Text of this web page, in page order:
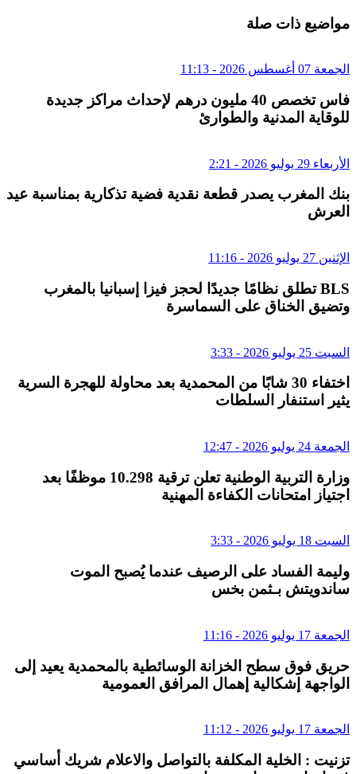
مواضيع ذات صلة
الجمعة 07 أغسطس 2026 - 11:13
فاس تخصص 40 مليون درهم لإحداث مراكز جديدة
للوقاية المدنية والطوارئ
الأربعاء 29 يوليو 2026 - 2:21
بنك المغرب يصدر قطعة نقدية فضية تذكارية بمناسبة عيد
العرش
الإثنين 27 يوليو 2026 - 11:16
BLS تطلق نظامًا جديدًا لحجز فيزا إسبانيا بالمغرب
وتضيق الخناق على السماسرة
السبت 25 يوليو 2026 - 3:33
اختفاء 30 شابًا من المحمدية بعد محاولة للهجرة السرية
يثير استنفار السلطات
الجمعة 24 يوليو 2026 - 12:47
وزارة التربية الوطنية تعلن ترقية 10.298 موظفًا بعد
اجتياز امتحانات الكفاءة المهنية
السبت 18 يوليو 2026 - 3:33
وليمة الفساد على الرصيف عندما يُصبح الموت
ساندويتش بـثمن بخس
الجمعة 17 يوليو 2026 - 11:16
حريق فوق سطح الخزانة الوسائطية بالمحمدية يعيد إلى
الواجهة إشكالية إهمال المرافق العمومية
الجمعة 17 يوليو 2026 - 11:12
تزنيت : الخلية المكلفة بالتواصل والاعلام شريك أساسي